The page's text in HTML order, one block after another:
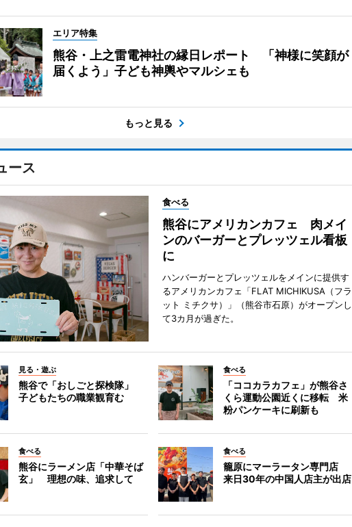
エリア特集
熊谷・上之雷電神社の縁日レポート 「神様に笑顔が
届くよう」子ども神輿やマルシェも
もっと見る
ース
食べる
熊谷にアメリカンカフェ 肉メイ
ンのバーガーとプレッツェル看板
に
ハンバーガーとプレッツェルをメインに提供す
るアメリカンカフェ「FLAT MICHIKUSA（フラ
ット ミチクサ）」（熊谷市石原）がオープンし
て3カ月が過ぎた。
見る・遊ぶ
熊谷で「おしごと探検隊」
子どもたちの職業観育む
食べる
「ココカラカフェ」が熊谷さ
くら運動公園近くに移転 米
粉パンケーキに刷新も
食べる
熊谷にラーメン店「中華そば
玄」 理想の味、追求して
食べる
籠原にマーラータン専門店
来日30年の中国人店主が出店